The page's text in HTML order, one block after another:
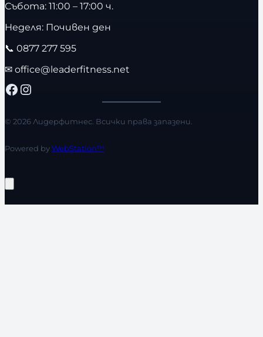
Събота: 11:00 – 17:00 ч.
Неделя: Почивен ден
📞 0877 277 595
✉ office@leaderfitness.net
Facebook Instagram
© 2026 Лидерфитнес. Всички права запазени.
Powered byWebStation™